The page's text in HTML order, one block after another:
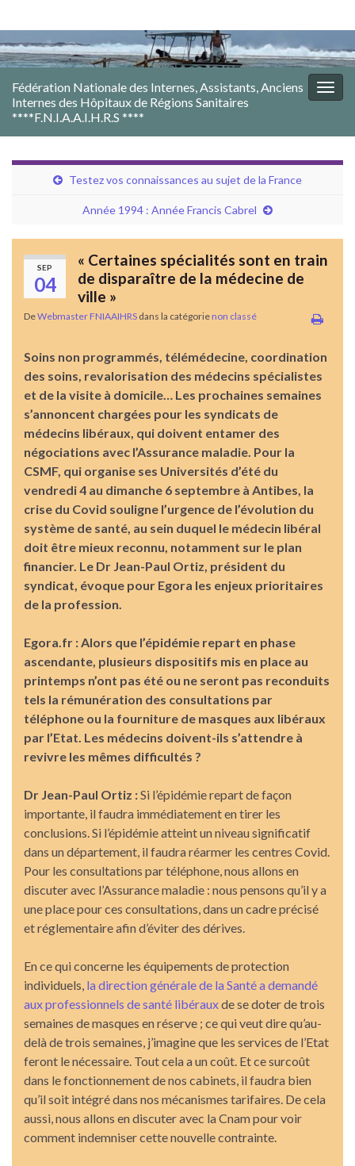
Fédération Nationale des Internes, Assistants, Anciens
Internes des Hôpitaux de Régions Sanitaires
****F.N.I.A.A.I.H.R.S ****
Testez vos connaissances au sujet de la France
Année 1994 : Année Francis Cabrel
SEP
04
« Certaines spécialités sont en train
de disparaître de la médecine de
ville »
DeWebmaster FNIAAIHRS dans la catégorie non classé
Soins non programmés, télémédecine, coordination
des soins, revalorisation des médecins spécialistes
et de la visite à domicile… Les prochaines semaines
s’annoncent chargées pour les syndicats de
médecins libéraux, qui doivent entamer des
négociations avec l’Assurance maladie. Pour la
CSMF, qui organise ses Universités d’été du
vendredi 4 au dimanche 6 septembre à Antibes, la
crise du Covid souligne l’urgence de l’évolution du
système de santé, au sein duquel le médecin libéral
doit être mieux reconnu, notamment sur le plan
financier. Le Dr Jean-Paul Ortiz, président du
syndicat, évoque pour Egora les enjeux prioritaires
de la profession.
Egora.fr : Alors que l’épidémie repart en phase
ascendante, plusieurs dispositifs mis en place au
printemps n’ont pas été ou ne seront pas reconduits
tels la rémunération des consultations par
téléphone ou la fourniture de masques aux libéraux
par l’Etat. Les médecins doivent-ils s’attendre à
revivre les mêmes difficultés ?
Dr Jean-Paul Ortiz :Si l’épidémie repart de façon
importante, il faudra immédiatement en tirer les
conclusions. Si l’épidémie atteint un niveau significatif
dans un département, il faudra réarmer les centres Covid.
Pour les consultations par téléphone, nous allons en
discuter avec l’Assurance maladie : nous pensons qu’il y a
une place pour ces consultations, dans un cadre précisé
et réglementaire afin d’éviter des dérives.
En ce qui concerne les équipements de protection
individuels, la direction générale de la Santé a demandé
aux professionnels de santé libérauxde se doter de trois
semaines de masques en réserve ; ce qui veut dire qu’au-
delà de trois semaines, j’imagine que les services de l’Etat
feront le nécessaire. Tout cela a un coût. Et ce surcoût
dans le fonctionnement de nos cabinets, il faudra bien
qu’il soit intégré dans nos mécanismes tarifaires. De cela
aussi, nous allons en discuter avec la Cnam pour voir
comment indemniser cette nouvelle contrainte.